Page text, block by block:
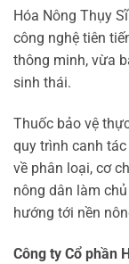
Hóa Nông Thụy
công nghệ tiên
thông minh, vừa
sinh thái.
Thuốc bảo vệ
quy trình canh
về phân loại, cơ
nông dân làm
hướng tới nền
Công ty Cổ phần